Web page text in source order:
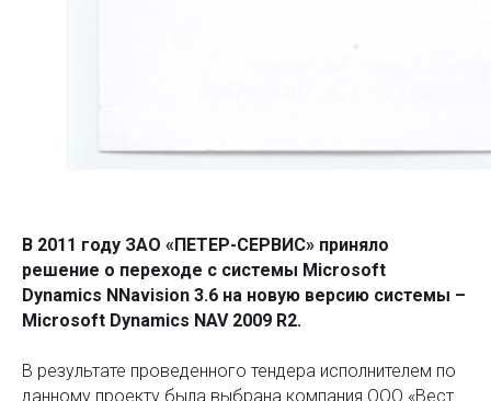
В 2011 году ЗАО «ПЕТЕР-СЕРВИС» приняло
решение о переходе с системы Microsoft
Dynamics NNavision 3.6 на новую версию системы –
Microsoft Dynamics NAV 2009 R2.
В результате проведенного тендера исполнителем по
данному проекту была выбрана компания ООО «Вест